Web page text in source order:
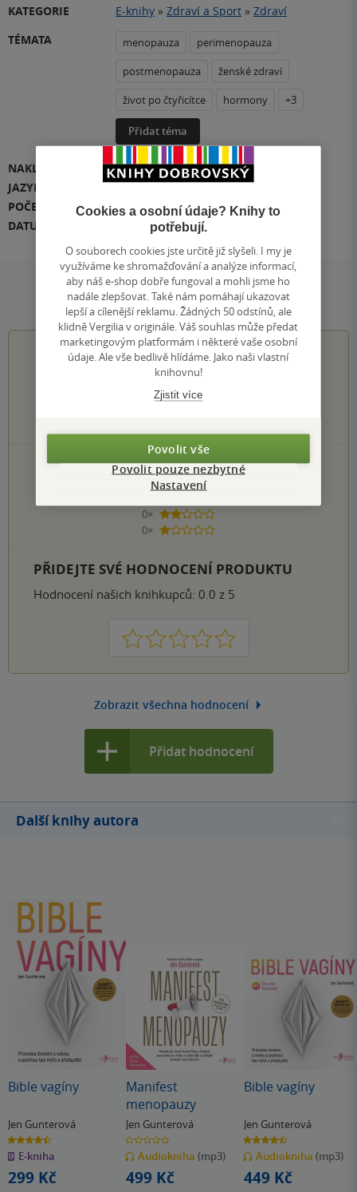
KATEGORIE E-knihy » Zdraví a Sport » Zdraví
TÉMATA
menopauza
perimenopauza
postmenopauza
ženské zdraví
život po čtyřicítce
hormony +3
Přidat téma
NAKLADATEL
Jan Melvil publishing
JAZYK
čeština
POČET STRAN
408
DATUM VYDÁNÍ
1.01.2022
Hodnocení a recenze čtenářů
0.0z5
0×
5 hvězdiček
0×
4 hvězdičky
0×
2 hvězdičky
0×
1 hvezdička
PŘIDEJTE SVÉ HODNOCENÍ PRODUKTU
Hodnocení našich knihkupců: 0.0 z 5
1 2 3 4 5
Zobrazit všechna hodnocení
Přidat hodnocení
Další knihy autora
Bible vagíny
Jen Gunterová
4.5
z
5
hvězdiček
E-kniha
299 Kč
Manifest
menopauzy
Jen Gunterová
0.0
z
5
hvězdiček
Audiokniha (mp3)
499 Kč
Bible vagíny
Jen Gunterová
4.5
z
5
hvězdiček
Audiokniha (mp3)
449 Kč
Cookies a osobní údaje? Knihy to
potřebují.
O souborech cookies jste určitě již slyšeli. I my je
využíváme ke shromažďování a analýze informací,
aby náš e-shop dobře fungoval a mohli jsme ho
nadále zlepšovat. Také nám pomáhají ukazovat
lepší a cílenější reklamu. Žádných 50 odstínů, ale
klidně Vergilia v originále. Váš souhlas může předat
marketingovým platformám i některé vaše osobní
údaje. Ale vše bedlivě hlídáme. Jako naši vlastní
knihovnu!
Zjistit více
Povolit vše
Povolit pouze nezbytné
Nastavení